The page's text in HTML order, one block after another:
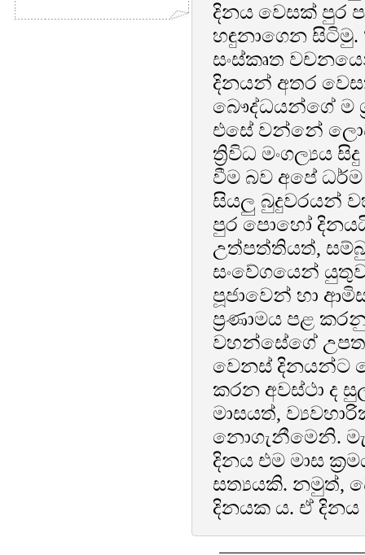
දිනය වෙසක් පුර
හඳුනාගෙන
සංස්කෘත
දිනයන් අතර
බෞද්ධයන්ගේ ම
එසේ වන්නේ
ත්‍රිවිධ මංගල්‍යය
වීම බව අපේ
සියලු බුදුවරයන්
පුර පොහෝ
උත්පත්තියත්,
සංවේගයෙන්
පූජාවෙන් හා
ප්‍රණාමය පළ
වහන්සේගේ
වෙනස් දිනයන්ට
කරන අවස්ථා ද
මාසයත්,
නොගැනීමෙනි.
දිනය එම මාස
සත්‍යයකි. නමුත්,
දිනයක ය. ඒ